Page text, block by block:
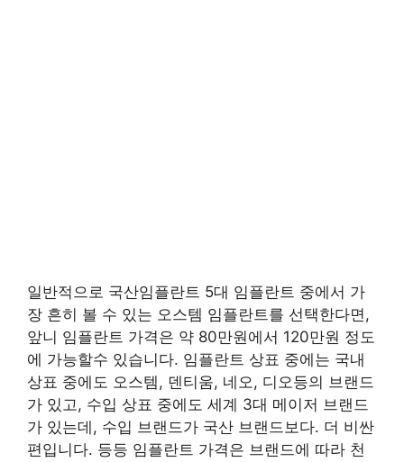
일반적으로 국산임플란트 5대 임플란트 중에서 가
장 흔히 볼 수 있는 오스템 임플란트를 선택한다면,
앞니 임플란트 가격은 약 80만원에서 120만원 정도
에 가능할수 있습니다. 임플란트 상표 중에는 국내
상표 중에도 오스템, 덴티움, 네오, 디오등의 브랜드
가 있고, 수입 상표 중에도 세계 3대 메이저 브랜드
가 있는데, 수입 브랜드가 국산 브랜드보다. 더 비싼
편입니다. 등등 임플란트 가격은 브랜드에 따라 천